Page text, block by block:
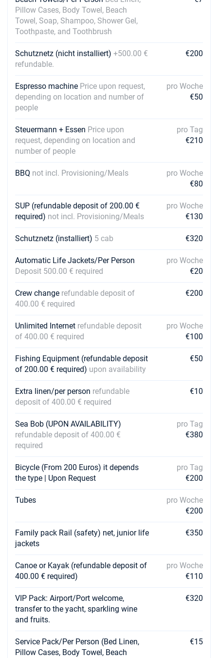
Pillow Cases, Body Towel, Beach
Towel, Soap, Shampoo, Shower Gel,
Toothpaste, and Toothbrush
Schutznetz (nicht installiert) +500.00 €
refundable.
€200
Espresso machine Price upon request,
depending on location and number of
people
pro Woche
€50
Steuermann + Essen Price upon
request, depending on location and
number of people
pro Tag
€210
BBQ not incl. Provisioning/Meals
pro Woche
€80
SUP (refundable deposit of 200.00 €
required) not incl. Provisioning/Meals
pro Woche
€130
Schutznetz (installiert) 5 cab €320
Automatic Life Jackets/Per Person
Deposit 500.00 € required
pro Woche
€20
Crew change refundable deposit of
400.00 € required
€200
Unlimited Internet refundable deposit
of 400.00 € required
pro Woche
€100
Fishing Equipment (refundable deposit
of 200.00 € required) upon availability
€50
Extra linen/per person refundable
deposit of 400.00 € required
€10
Sea Bob (UPON AVAILABILITY)
refundable deposit of 400.00 €
required
pro Tag
€380
Bicycle (From 200 Euros) it depends
the type | Upon Request
pro Tag
€200
Tubes
pro Woche
€200
Family pack Rail (safety) net, junior life
jackets
€350
Canoe or Kayak (refundable deposit of
400.00 € required)
pro Woche
€110
VIP Pack: Airport/Port welcome,
transfer to the yacht, sparkling wine
and fruits.
€320
Service Pack/Per Person (Bed Linen,
Pillow Cases, Body Towel, Beach
€15